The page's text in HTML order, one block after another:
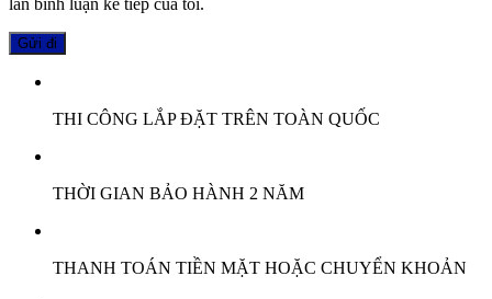
THI CÔNG LẮP ĐẶT TRÊN TOÀN QUỐC
THỜI GIAN BẢO HÀNH 2 NĂM
THANH TOÁN TIỀN MẶT HOẶC CHUYỂN KHOẢN